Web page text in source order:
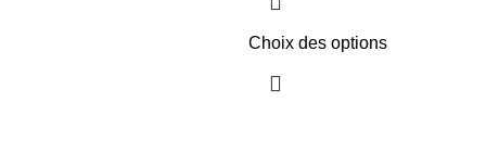
Choix des options